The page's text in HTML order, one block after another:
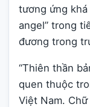
tương ứng
angel” trong
đương trong
“Thiên thần
quen thuộc
Việt Nam.